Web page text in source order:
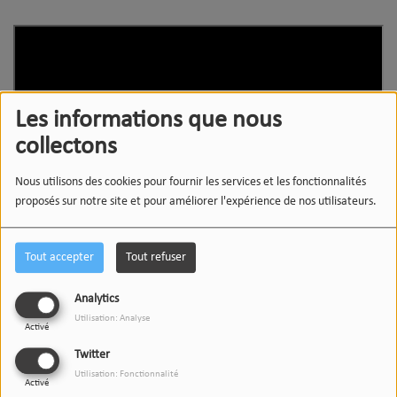
Les informations que nous
collectons
Nous utilisons des cookies pour fournir les services et les fonctionnalités
proposés sur notre site et pour améliorer l'expérience de nos utilisateurs.
Tout accepter Tout refuser
Analytics
Activé
Utilisation: Analyse
Twitter
Activé
Utilisation: Fonctionnalité
Après avoir abordé la peine d’amour sur